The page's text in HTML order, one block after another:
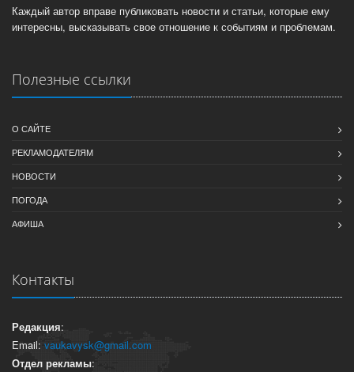
Каждый автор вправе публиковать новости и статьи, которые ему
интересны, высказывать свое отношение к событиям и проблемам.
Полезные ссылки
О САЙТЕ
РЕКЛАМОДАТЕЛЯМ
НОВОСТИ
ПОГОДА
АФИША
Контакты
Редакция:
Email: vaukavysk@gmail.com
Отдел рекламы: